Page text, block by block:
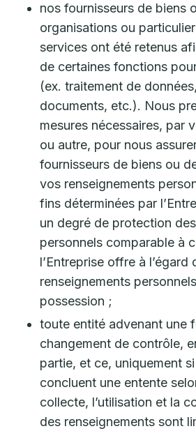
nos fournisseurs de biens
organisations ou
services ont été retenus
de certaines fonctions
(ex. traitement de
documents, etc.). Nous
mesures nécessaires, par
ou autre, pour nous
fournisseurs de biens ou
vos renseignements
fins déterminées par
un degré de protection
personnels comparable à
l’Entreprise offre à l’égard
renseignements
possession ;
toute entité advenant une
changement de contrôle,
partie, et ce, uniquement
concluent une entente
collecte, l’utilisation et la
des renseignements sont